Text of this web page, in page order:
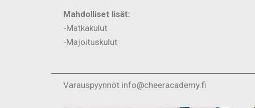
Mahdolliset lisät:
-Matkakulut
-Majoituskulut
Varauspyynnöt info@cheeracademy.fi